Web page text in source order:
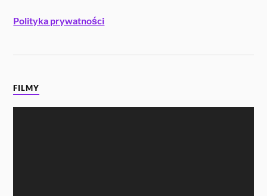
Polityka prywatności
FILMY